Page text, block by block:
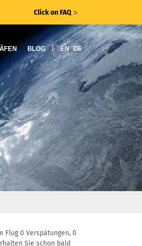
Click on FAQ ᐳ
BLOG | EN DE
Flug 0 Verspätungen, 0
Sie schon bald